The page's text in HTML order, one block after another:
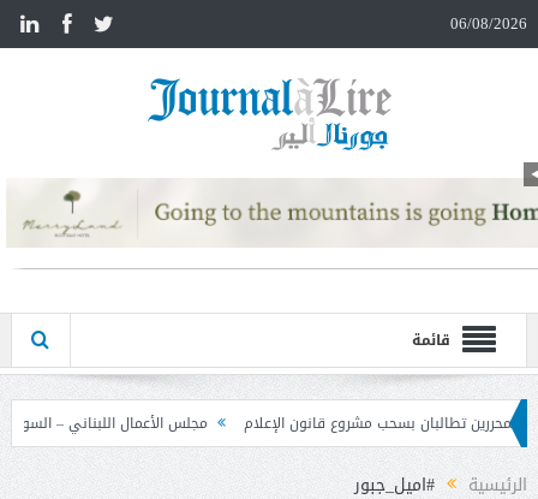
06/08/2026
قائمة
قانون الإعلام مجلس الأعمال اللبناني – السوري تابع نتائج زيارة دمشق وحدد
الرئيسية #اميل_جبور